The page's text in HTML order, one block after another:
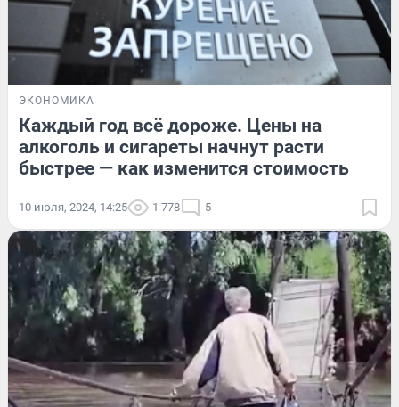
ЭКОНОМИКА
Каждый год всё дороже. Цены на
алкоголь и сигареты начнут расти
быстрее — как изменится стоимость
10 июля, 2024, 14:25 1 778 5